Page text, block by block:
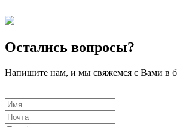
Остались вопросы?
Напишите нам, и мы свяжемся с Вами в